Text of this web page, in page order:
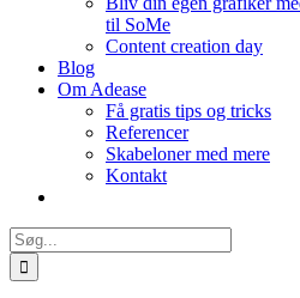
til SoMe
Content creation day
Blog
Om Adease
Få gratis tips og tricks
Referencer
Skabeloner med mere
Kontakt
Søg
efter: